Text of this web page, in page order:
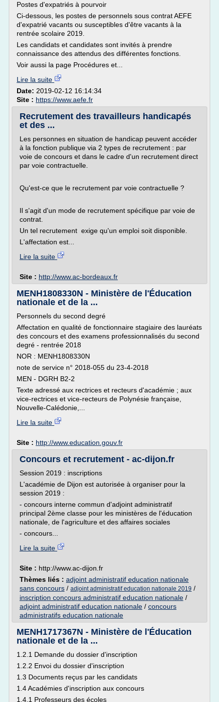
Postes d'expatriés à pourvoir
Ci-dessous, les postes de personnels sous contrat AEFE
d'expatrié vacants ou susceptibles d'être vacants à la
rentrée scolaire 2019.
Les candidats et candidates sont invités à prendre
connaissance des attendus des différentes fonctions.
Voir aussi la page Procédures et...
Lire la suite
Date: 2019-02-12 16:14:34
Site : https://www.aefe.fr
Recrutement des travailleurs handicapés
et des ...
Les personnes en situation de handicap peuvent accéder
à la fonction publique via 2 types de recrutement : par
voie de concours et dans le cadre d'un recrutement direct
par voie contractuelle.
Qu'est-ce que le recrutement par voie contractuelle ?
Il s'agit d'un mode de recrutement spécifique par voie de
contrat.
Un tel recrutement exige qu'un emploi soit disponible.
L'affectation est...
Lire la suite
Site : http://www.ac-bordeaux.fr
MENH1808330N - Ministère de l'Éducation
nationale et de la ...
Personnels du second degré
Affectation en qualité de fonctionnaire stagiaire des lauréats
des concours et des examens professionnalisés du second
degré - rentrée 2018
NOR : MENH1808330N
note de service n° 2018-055 du 23-4-2018
MEN - DGRH B2-2
Texte adressé aux rectrices et recteurs d'académie ; aux
vice-rectrices et vice-recteurs de Polynésie française,
Nouvelle-Calédonie,...
Lire la suite
Site : http://www.education.gouv.fr
Concours et recrutement - ac-dijon.fr
Session 2019 : inscriptions
L'académie de Dijon est autorisée à organiser pour la
session 2019 :
- concours interne commun d'adjoint administratif
principal 2ème classe pour les ministères de l'éducation
nationale, de l'agriculture et des affaires sociales
- concours...
Lire la suite
Site : http://www.ac-dijon.fr
Thèmes liés : adjoint administratif education nationale
sans concours / adjoint administratif education nationale 2019 /
inscription concours administratif education nationale /
adjoint administratif education nationale / concours
administratifs education nationale
MENH1717367N - Ministère de l'Éducation
nationale et de la ...
1.2.1 Demande du dossier d'inscription
1.2.2 Envoi du dossier d'inscription
1.3 Documents reçus par les candidats
1.4 Académies d'inscription aux concours
1.4.1 Professeurs des écoles